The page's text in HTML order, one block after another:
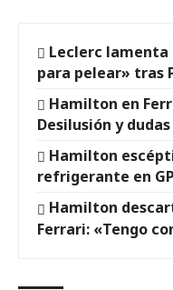
Leclerc lamenta
para pelear» tras
Hamilton en
Desilusión y dudas
Hamilton
refrigerante en
Hamilton
Ferrari: «Tengo